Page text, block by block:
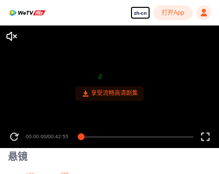
zh-cn 打开App
享受流畅高清剧集
00:00:00/00:42:55
悬镜